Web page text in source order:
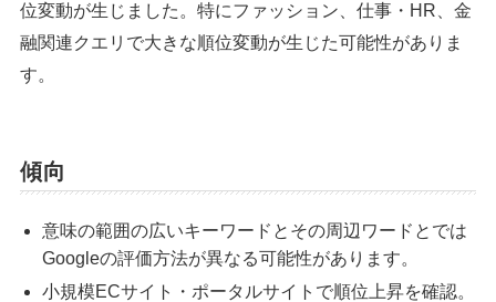
位変動が生じました。特にファッション、仕事・HR、金
融関連クエリで大きな順位変動が生じた可能性がありま
す。
傾向
意味の範囲の広いキーワードとその周辺ワードとでは
Googleの評価方法が異なる可能性があります。
小規模ECサイト・ポータルサイトで順位上昇を確認。